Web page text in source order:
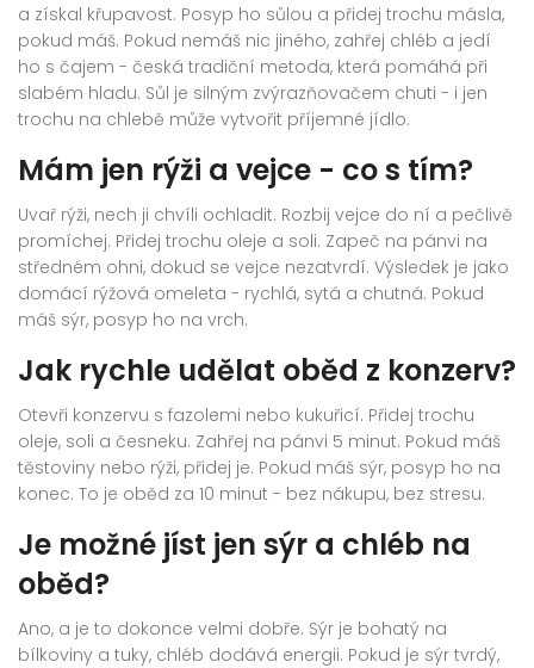
a získal křupavost. Posyp ho sůlou a přidej trochu másla,
pokud máš. Pokud nemáš nic jiného, zahřej chléb a jedí
ho s čajem - česká tradiční metoda, která pomáhá při
slabém hladu. Sůl je silným zvýrazňovačem chuti - i jen
trochu na chlebě může vytvořit příjemné jídlo.
Mám jen rýži a vejce - co s tím?
Uvař rýži, nech ji chvíli ochladit. Rozbij vejce do ní a pečlivě
promíchej. Přidej trochu oleje a soli. Zapeč na pánvi na
středném ohni, dokud se vejce nezatvrdí. Výsledek je jako
domácí rýžová omeleta - rychlá, sytá a chutná. Pokud
máš sýr, posyp ho na vrch.
Jak rychle udělat oběd z konzerv?
Otevři konzervu s fazolemi nebo kukuřicí. Přidej trochu
oleje, soli a česneku. Zahřej na pánvi 5 minut. Pokud máš
těstoviny nebo rýži, přidej je. Pokud máš sýr, posyp ho na
konec. To je oběd za 10 minut - bez nákupu, bez stresu.
Je možné jíst jen sýr a chléb na
oběd?
Ano, a je to dokonce velmi dobře. Sýr je bohatý na
bílkoviny a tuky, chléb dodává energii. Pokud je sýr tvrdý,